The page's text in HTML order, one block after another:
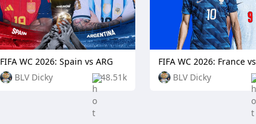
BLV Dicky 48.51k
FIFA WC 2026: Spain vs ARG
BLV Dicky